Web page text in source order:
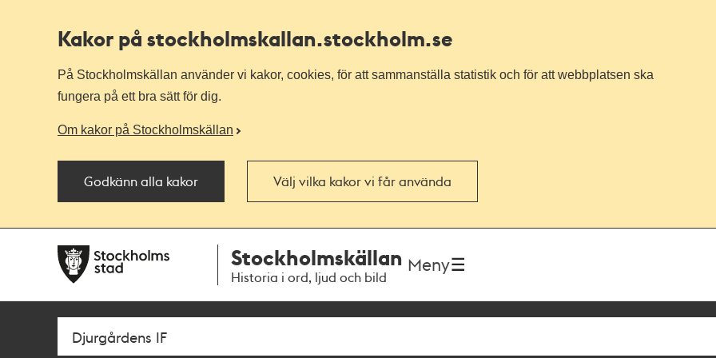
Kakor på stockholmskallan.stockholm.se
På Stockholmskällan använder vi kakor, cookies, för att sammanställa statistik och för att webbplatsen ska
fungera på ett bra sätt för dig.
Om kakor på Stockholmskällan
Godkänn alla kakor Välj vilka kakor vi får använda
navigationen
huvudinnehållet
Stockholmskällan
Historia i ord, ljud och bild
Meny
SökFritextsök